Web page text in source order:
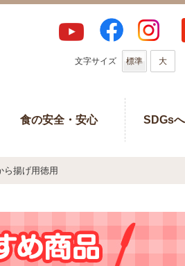
文字サイズ 標準 大
食の安全・安心 SDGs
ら揚げ用徳用